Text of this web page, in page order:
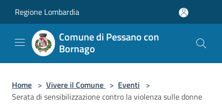
Regione Lombardia
Comune di Pessano con
Bornago
Home > Vivere il Comune > Eventi >
Serata di sensibilizzazione contro la violenza sulle donne